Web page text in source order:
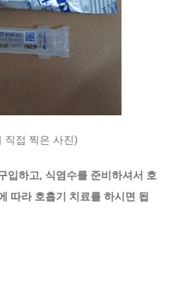
직접 찍은 사진)
입하고, 식염수를 준비하셔서 호
따라 호흡기 치료를 하시면 됩